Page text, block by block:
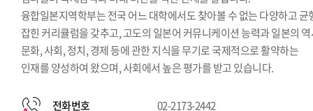
융합일본지역학부는 전국 어느 대학에서도 찾아볼 수 없는 다양하고 균
잡힌 커리큘럼을 갖추고, 고도의 일본어 커뮤니케이션 능력과 일본의
문화, 사회, 정치, 경제 등에 관한 지식을 무기로 국제적으로 활약하는
인재를 양성하여 왔으며, 사회에서 높은 평가를 받고 있습니다.
전화번호 02-2173-2442